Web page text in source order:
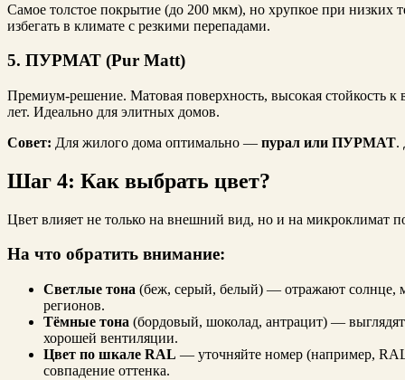
Самое толстое покрытие (до 200 мкм), но хрупкое при низких
избегать в климате с резкими перепадами.
5. ПУРМАТ (Pur Matt)
Премиум-решение. Матовая поверхность, высокая стойкость
лет. Идеально для элитных домов.
Совет: Для жилого дома оптимально — пурал или ПУРМАТ.
Шаг 4: Как выбрать цвет?
Цвет влияет не только на внешний вид, но и на микроклимат
На что обратить внимание:
Светлые тона (беж, серый, белый) — отражают солнце,
регионов.
Тёмные тона (бордовый, шоколад, антрацит) —
хорошей вентиляции.
Цвет по шкале RAL — уточняйте номер (например,
совпадение оттенка.